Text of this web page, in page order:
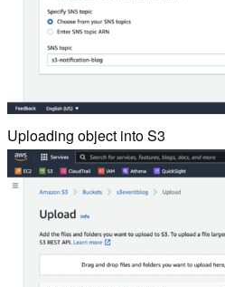
Uploading object into S3